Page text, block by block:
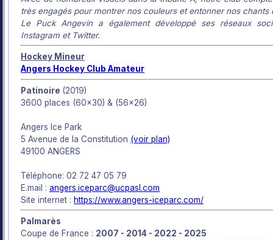
très engagés pour montrer nos couleurs et entonner nos chants
Le Puck Angevin a également développé ses réseaux
Instagram et Twitter.
Hockey Mineur
Angers Hockey Club Amateur
Patinoire (2019)
3600 places (60x30) & (56x26)
Angers Ice Park
5 Avenue de la Constitution (voir plan)
49100 ANGERS
Téléphone: 02 72 47 05 79
E.mail : angers.iceparc@ucpasl.com
Site internet : https://www.angers-iceparc.com/
Palmarès
Coupe de France : 2007 - 2014 - 2022 - 2025